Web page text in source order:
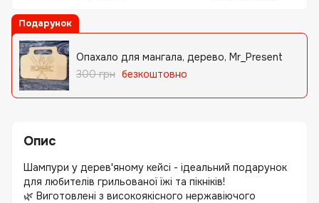
Подарунок
Опахало для мангала, дерево, Mr_Present
300 грн безкоштовно
Опис
Шампури у дерев'яному кейсі - ідеальний подарунок
для любителів грильованої їжі та пікніків!
🌿 Виготовлені з високоякісного нержавіючого